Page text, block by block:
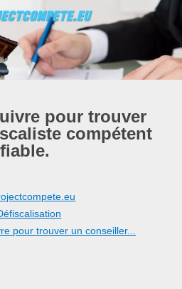
pour trouver
compétent
pour trouver un conseiller...